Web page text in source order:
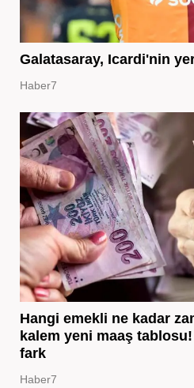
Galatasaray, Icardi'nin
Haber7
Hangi emekli ne kadar
kalem yeni maaş
fark
Haber7